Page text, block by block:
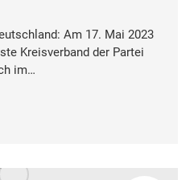
Am 17. Mai 2023
Kreisverband der Partei
im…